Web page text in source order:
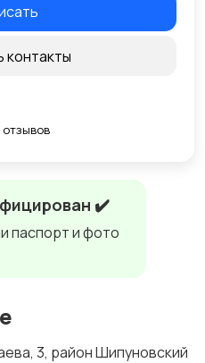
✔️
паспорт и фото
3, район Шипуновский
контакты
отзывов